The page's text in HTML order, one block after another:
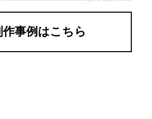
作事例はこちら